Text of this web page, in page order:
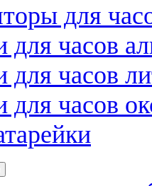
для
для часов
для часов
для часов